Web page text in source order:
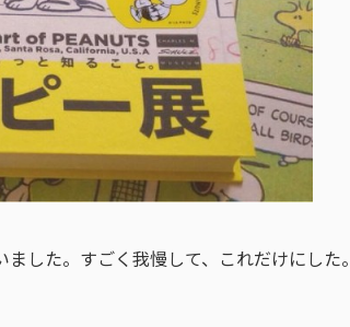
した。すごく我慢して、これだけにした。